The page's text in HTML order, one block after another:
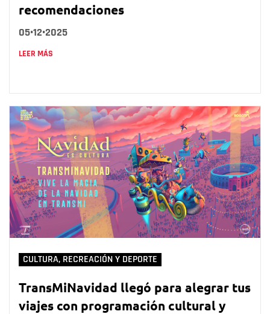
recomendaciones
05•12•2025
LEER MÁS
CULTURA, RECREACIÓN Y DEPORTE
TransMiNavidad llegó para alegrar tus
viajes con programación cultural y